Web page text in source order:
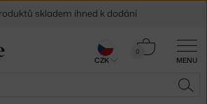
MENU
0
Košík
skladem ihned k dodání
% pro odběratele
CZK